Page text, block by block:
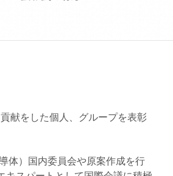
献をした個人、グループを表彰
体）国内委員会や原案作成を行